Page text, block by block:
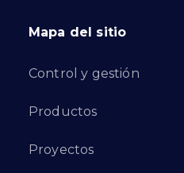
Mapa del sitio
Control y gestión
Productos
Proyectos